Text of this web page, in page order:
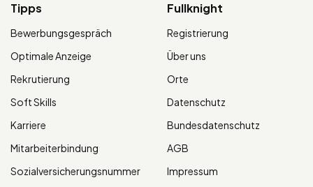
Tipps
Bewerbungsgespräch
Optimale Anzeige
Rekrutierung
Soft Skills
Karriere
Mitarbeiterbindung
Sozialversicherungsnummer
Fullknight
Registrierung
Über uns
Orte
Datenschutz
Bundesdatenschutz
AGB
Impressum